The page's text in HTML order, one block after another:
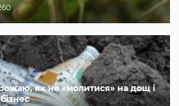
як не «молитися» на дощ і